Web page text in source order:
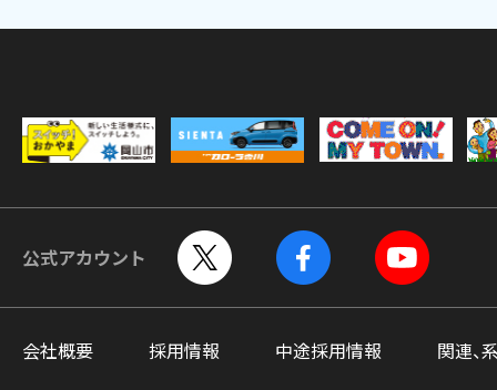
公式アカウント
会社概要 採用情報 中途採用情報 関連、